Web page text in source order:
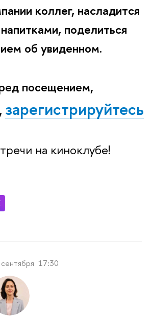
коллег, насладится
поделиться
об увиденном.
посещением,
зарегистрируйтесь
на киноклубе!
17:30